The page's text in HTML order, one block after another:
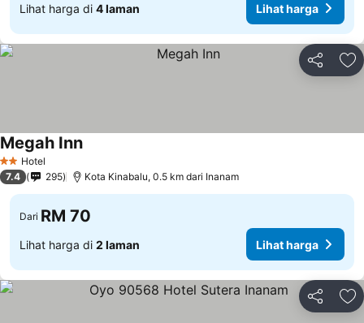
Lihat harga di 4 laman Lihat harga
Kongsi
2 Bintang
Hotel
Megah InnLihat harga
7.4 295 Kota Kinabalu, 0.5 km dari Inanam
Dari RM 70
Lihat harga di 2 laman Lihat harga
Kongsi